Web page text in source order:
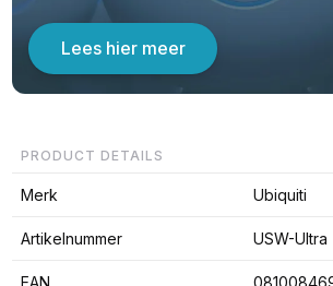
Lees hier meer
PRODUCT DETAILS
Merk Ubiquiti
Artikelnummer USW-Ultra
EAN